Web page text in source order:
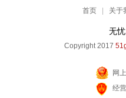
首页 | 关于
无
Copyright 2017
网
经